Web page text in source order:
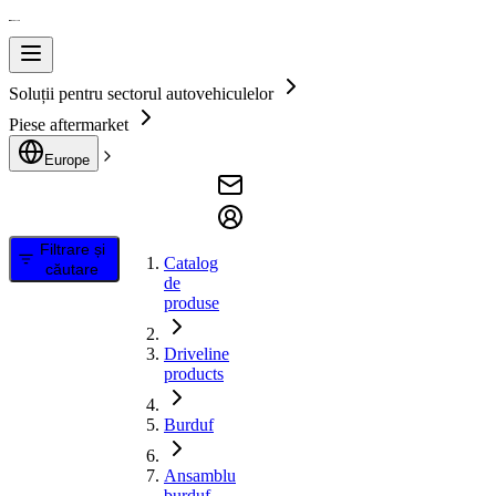
Soluții pentru sectorul autovehiculelor
Piese aftermarket
Europe
Filtrare și
căutare
Catalog
de
produse
Driveline
products
Burduf
Ansamblu